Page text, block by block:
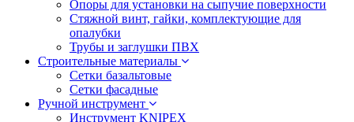
Опоры для установки на сыпучие поверхности
Стяжной винт, гайки, комплектующие для
опалубки
Трубы и заглушки ПВХ
Строительные материалы
Сетки базальтовые
Сетки фасадные
Ручной инструмент
Инструмент KNIPEX